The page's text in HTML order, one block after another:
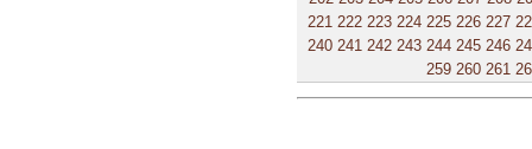
221 222 223 224 225 226 227
240 241 242 243 244 245 246
259 260 261